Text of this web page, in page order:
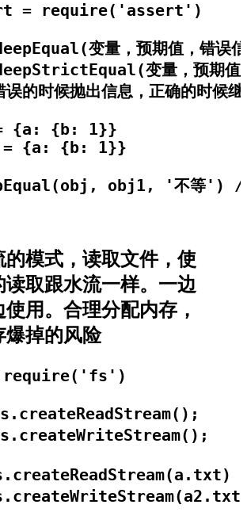
= require('assert')
变量，预期值，错误
变量，预期值
的时候抛出信息，正确的时候继
{a: {b: 1}}
= {a: {b: 1}}
obj1, '不等')
的模式，读取文件，使
读取跟水流一样。一边
用。合理分配内存，
爆掉的风险
require('fs')